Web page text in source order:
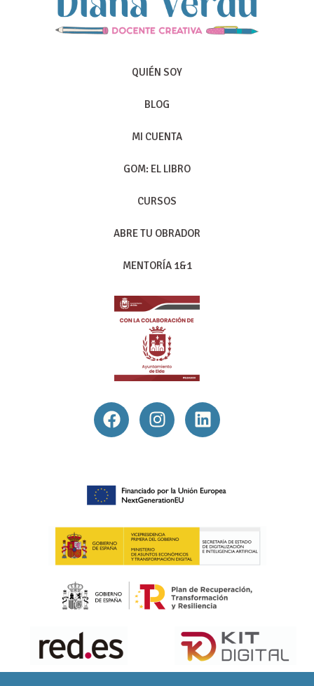
QUIÉN SOY
BLOG
MI CUENTA
GOM: EL LIBRO
CURSOS
ABRE TU OBRADOR
MENTORÍA 1&1